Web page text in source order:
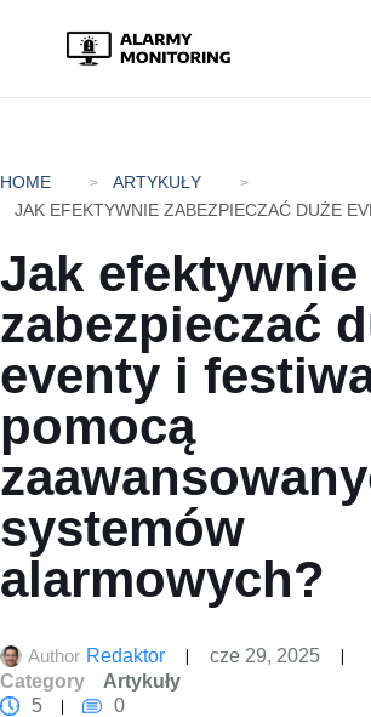
HOME
ARTYKUŁY
Jak efektywnie
zabezpieczać
eventy i
pomocą
systemów
alarmowych?
Author Redaktor
cze 29, 2025
Category
Artykuły
5
0